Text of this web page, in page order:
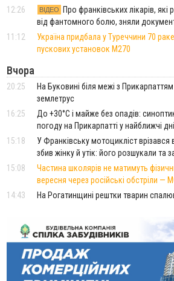
12:26
ВІДЕО
Про франківських лікарів, які
від фантомного болю, зняли
11:12
Україна придбала у Туреччини 70
пускових установок M270
Вчора
20:25
На Буковині біля межі з
землетрус
16:25
До +30°C і майже без опадів:
погоду на Прикарпатті у найближчі дні
15:18
У Франківську мотоцикліст врізався
збив жінку й утік: його розшукали та
15:08
Частина школярів не матимуть
вересня через російські обстріли —
14:43
На Рогатинщині рештки тварин
13:25
Пірс, ігровий майданчик і зона для
тендер на 7 мільйонів на
12:14
У Калуші на озері в міському парку
качки та риба
11:18
Майстра лісу з Верховинщини